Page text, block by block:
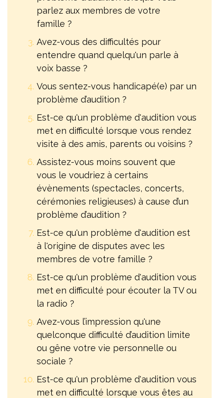
parlez aux membres de votre
famille ?
Avez-vous des difficultés pour
entendre quand quelqu'un parle à
voix basse ?
Vous sentez-vous handicapé(e) par un
problème d’audition ?
Est-ce qu'un problème d'audition vous
met en difficulté lorsque vous rendez
visite à des amis, parents ou voisins ?
Assistez-vous moins souvent que
vous le voudriez à certains
évènements (spectacles, concerts,
cérémonies religieuses) à cause d’un
problème d’audition ?
Est-ce qu'un problème d'audition est
à l'origine de disputes avec les
membres de votre famille ?
Est-ce qu'un problème d'audition vous
met en difficulté pour écouter la TV ou
la radio ?
Avez-vous l’impression qu'une
quelconque difficulté d’audition limite
ou gêne votre vie personnelle ou
sociale ?
Est-ce qu'un problème d'audition vous
met en difficulté lorsque vous êtes au